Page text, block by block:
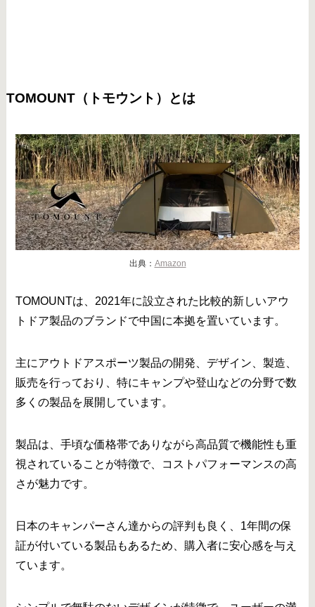
TOMOUNT（トモウント）とは
出典： Amazon
TOMOUNTは、2021年に設立された比較的新しいアウ
トドア製品のブランドで中国に本拠を置いています。
主にアウトドアスポーツ製品の開発、デザイン、製造、
販売を行っており、特にキャンプや登山などの分野で数
多くの製品を展開しています。
製品は、手頃な価格帯でありながら高品質で機能性も重
視されていることが特徴で、コストパフォーマンスの高
さが魅力です。
日本のキャンパーさん達からの評判も良く、1年間の保
証が付いている製品もあるため、購入者に安心感を与え
ています。